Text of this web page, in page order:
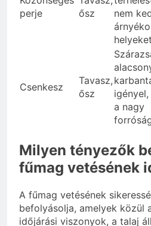
perje
ősz
nem
helyeket
Csenkesz
Tavasz,
ősz
a nagy
Milyen tényezők
fűmag vetésének
A fűmag vetésének
befolyásolja, amelyek közül
időjárási viszonyok, a talaj